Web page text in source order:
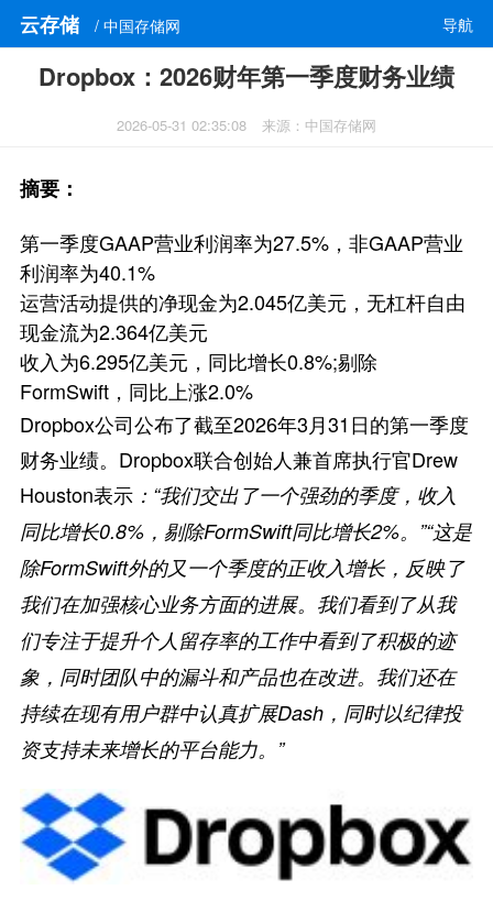
云存储 / 中国存储网 导航
Dropbox：2026财年第一季度财务业绩
2026-05-31 02:35:08 来源：中国存储网
摘要：
第一季度GAAP营业利润率为27.5%，非GAAP营业
利润率为40.1%
运营活动提供的净现金为2.045亿美元，无杠杆自由
现金流为2.364亿美元
收入为6.295亿美元，同比增长0.8%;剔除
FormSwift，同比上涨2.0%
Dropbox公司公布了截至2026年3月31日的第一季度
财务业绩。Dropbox联合创始人兼首席执行官Drew
Houston表示：“我们交出了一个强劲的季度，收入
同比增长0.8%，剔除FormSwift同比增长2%。”“这是
除FormSwift外的又一个季度的正收入增长，反映了
我们在加强核心业务方面的进展。我们看到了从我
们专注于提升个人留存率的工作中看到了积极的迹
象，同时团队中的漏斗和产品也在改进。我们还在
持续在现有用户群中认真扩展Dash，同时以纪律投
资支持未来增长的平台能力。”